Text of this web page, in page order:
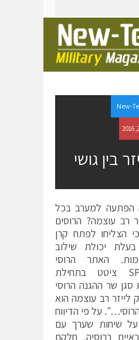
New-
בין גושי
הפתעה למערב בכל
רב עוצמה? הרוסים
הצליחו לפתח קרן
בעלת יכולת שילוב
האתר הרוסי
SPUTNIK NEWS ציטט בתחילת
סגן שר ההגנה הרוסי
לייזר רב עוצמה הוא
על פי הדיווח
שיחות שערך עם
ברוסיה, חלקם